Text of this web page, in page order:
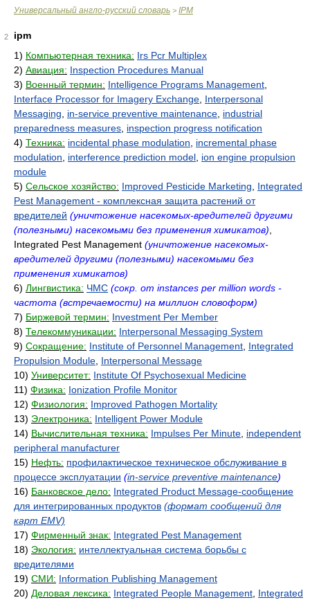
Универсальный англо-русский словарь > IPM
2
ipm
1) Компьютерная техника: Irs Pcr Multiplex
2) Авиация: Inspection Procedures Manual
3) Военный термин: Intelligence Programs Management
Interface Processor for Imagery Exchange Interpersonal
Messaging
in-service preventive maintenance industrial
preparedness measures inspection progress notification
4) Техника: incidental phase modulation
incremental phase
modulation
interference prediction model ion engine propulsion
module
5) Сельское хозяйство: Improved Pesticide Marketing
Integrated
Pest Management - комплексная защита растений от
вредителей (уничтожение насекомых-вредителей другими
(полезными) насекомыми без применения химикатов)
Integrated Pest Management (уничтожение насекомых-
вредителей другими (полезными) насекомыми без
применения химикатов)
6) Лингвистика: ЧМС (сокр. от instances per million words -
частота (встречаемости) на миллион словоформ)
7) Биржевой термин: Investment Per Member
8) Телекоммуникации: Interpersonal Messaging System
9) Сокращение: Institute of Personnel Management Integrated
Propulsion Module Interpersonal Message
10) Университет: Institute Of Psychosexual Medicine
11) Физика: Ionization Profile Monitor
12) Физиология: Improved Pathogen Mortality
13) Электроника: Intelligent Power Module
14) Вычислительная техника: Impulses Per Minute independent
peripheral manufacturer
15) Нефть: профилактическое техническое обслуживание в
процессе эксплуатации (in-service preventive maintenance)
16) Банковское дело: Integrated Product Message-сообщение
для интегрированных продуктов (формат сообщений для
карт EMV)
17) Фирменный знак: Integrated Pest Management
18) Экология: интеллектуальная система борьбы с
вредителями
19) СМИ: Information Publishing Management
20) Деловая лексика: Integrated People Management Integrated